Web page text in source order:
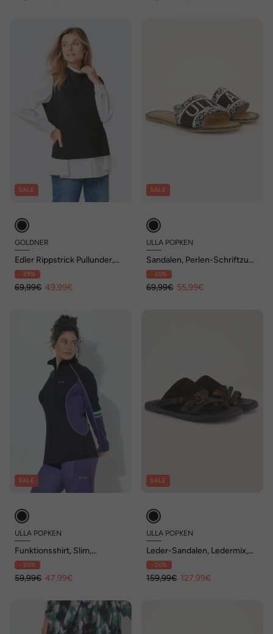
SALE
GOLDNER
Edler Rippstrick Pullunder,
Stehkragen
- 29%
69,99€ 49,99€
SALE
ULLA POPKEN
Sandalen, Perlen-Schriftzug,
Memory Foam, Weite H
- 20%
69,99€ 55,99€
SALE
ULLA POPKEN
Funktionsshirt, Slim,
Stehkragen, Zipper, Langarm
- 20%
59,99€ 47,99€
SALE
ULLA POPKEN
Leder-Sandalen, Ledermix,
Weite H
- 20%
159,99€ 127,99€